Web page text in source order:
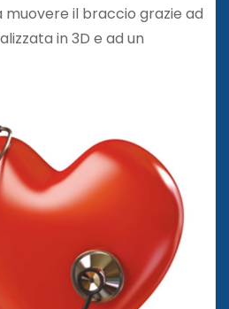
muovere il braccio grazie ad
in 3D e ad un